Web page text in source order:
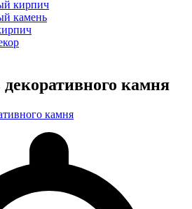
кирпич
камень
камня